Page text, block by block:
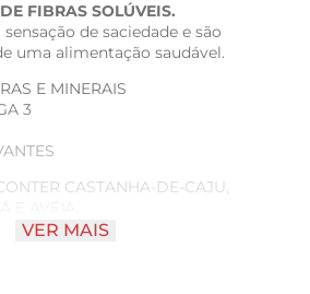
FIBRAS SOLÚVEIS.
de saciedade e são
uma alimentação saudável.
E MINERAIS
3
CASTANHA-DE-CAJU,
VER MAIS